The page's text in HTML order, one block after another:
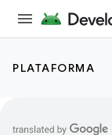
PLATAFORMA